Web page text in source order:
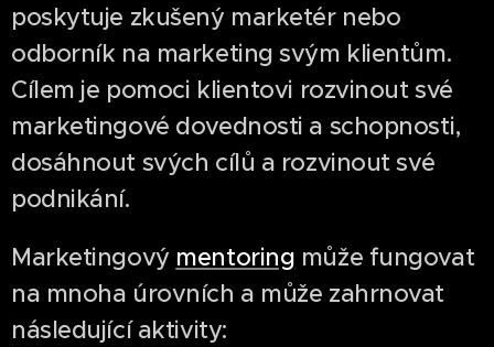
poskytuje zkušený marketér nebo
odborník na marketing svým klientům.
Cílem je pomoci klientovi rozvinout své
marketingové dovednosti a schopnosti,
dosáhnout svých cílů a rozvinout své
podnikání.
Marketingový mentoring může fungovat
na mnoha úrovních a může zahrnovat
následující aktivity: